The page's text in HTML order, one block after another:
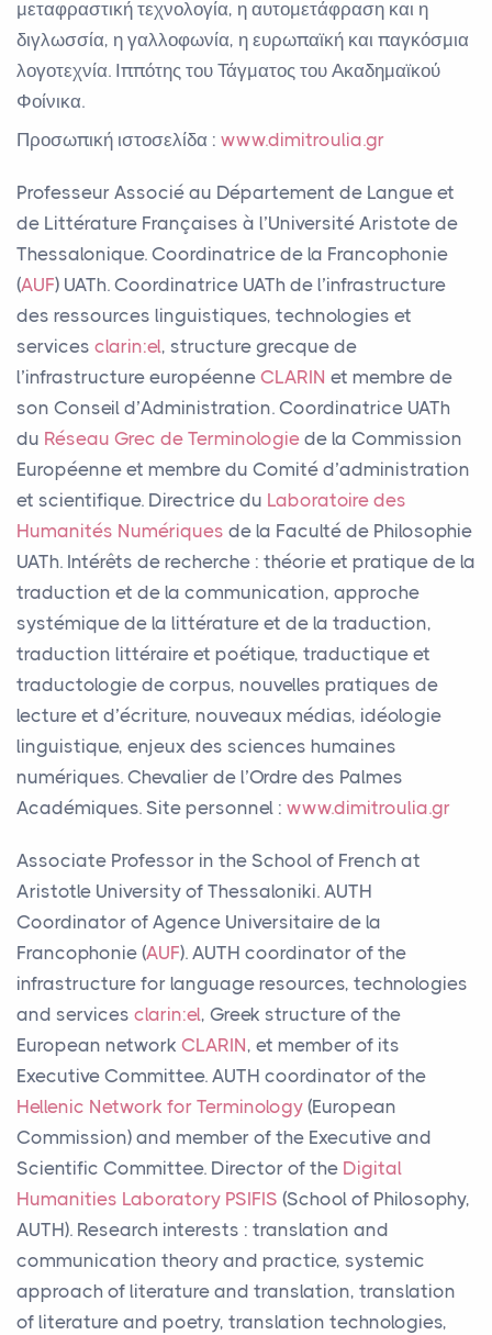
μεταφραστική τεχνολογία, η αυτομετάφραση και η
διγλωσσία, η γαλλοφωνία, η ευρωπαϊκή και παγκόσμια
λογοτεχνία. Ιππότης του Τάγματος του Ακαδημαϊκού
Φοίνικα.
Προσωπική ιστοσελίδα : www.dimitroulia.gr
Professeur Associé au Département de Langue et
de Littérature Françaises à l’Université Aristote de
Thessalonique. Coordinatrice de la Francophonie
(AUF) UATh. Coordinatrice UATh de l’infrastructure
des ressources linguistiques, technologies et
services clarin:el, structure grecque de
l’infrastructure européenne CLARIN et membre de
son Conseil d’Administration. Coordinatrice UATh
du Réseau Grec de Terminologie de la Commission
Européenne et membre du Comité d’administration
et scientifique. Directrice du Laboratoire des
Humanités Numériques de la Faculté de Philosophie
UATh. Intérêts de recherche : théorie et pratique de la
traduction et de la communication, approche
systémique de la littérature et de la traduction,
traduction littéraire et poétique, traductique et
traductologie de corpus, nouvelles pratiques de
lecture et d’écriture, nouveaux médias, idéologie
linguistique, enjeux des sciences humaines
numériques. Chevalier de l’Ordre des Palmes
Académiques. Site personnel : www.dimitroulia.gr
Associate Professor in the School of French at
Aristotle University of Thessaloniki. AUTH
Coordinator of Agence Universitaire de la
Francophonie (AUF). AUTH coordinator of the
infrastructure for language resources, technologies
and services clarin:el, Greek structure of the
European network CLARIN, et member of its
Executive Committee. AUTH coordinator of the
Hellenic Network for Terminology (European
Commission) and member of the Executive and
Scientific Committee. Director of the Digital
Humanities Laboratory PSIFIS (School of Philosophy,
AUTH). Research interests : translation and
communication theory and practice, systemic
approach of literature and translation, translation
of literature and poetry, translation technologies,